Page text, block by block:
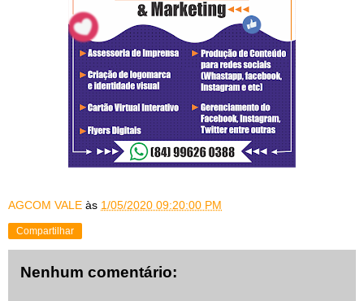
AGCOM VALE às 1/05/2020 09:20:00 PM
Compartilhar
Nenhum comentário: